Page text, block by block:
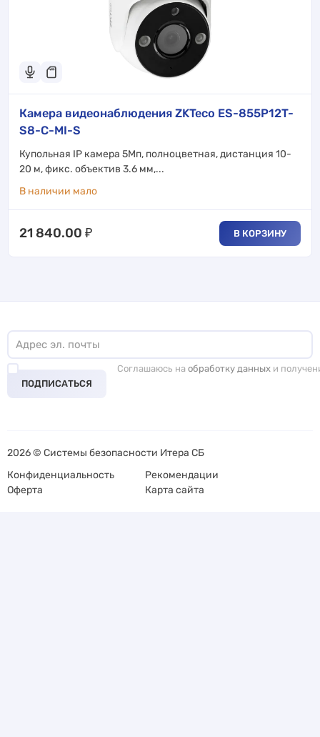
Камера видеонаблюдения ZKTeco ES-855P12T-
S8-C-MI-S
Купольная IP камера 5Мп, полноцветная, дистанция 10-
20 м, фикс. объектив 3.6 мм,...
В наличии мало
21 840.00 ₽ В КОРЗИНУ
ПОДПИСАТЬСЯ
Соглашаюсь на обработку данных и
2026 © Системы безопасности Итера СБ
Конфиденциальность
Рекомендации
Оферта
Карта сайта